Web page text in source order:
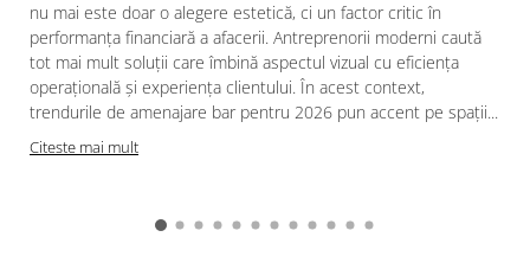
nu mai este doar o alegere estetică, ci un factor critic în
performanța financiară a afacerii. Antreprenorii moderni caută
tot mai mult soluții care îmbină aspectul vizual cu eficiența
operațională și experiența clientului. În acest context,
trendurile de amenajare bar pentru 2026 pun accent pe spații...
Citeste mai mult